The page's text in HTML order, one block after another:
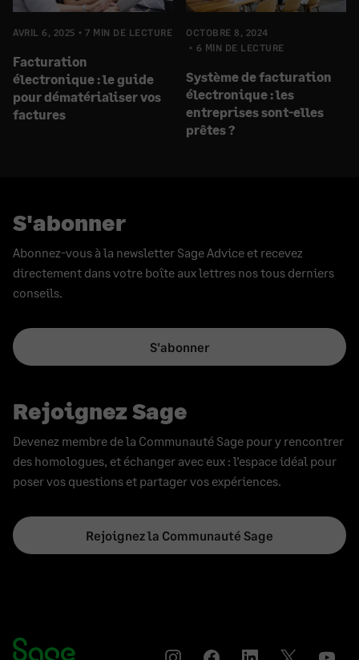
AVRIL 6, 2025 7 MIN DE LECTURE
Facturation
électronique : le guide
pour dématérialiser vos
factures
OCTOBRE 8, 2024
6 MIN DE LECTURE
Système de facturation
électronique : les
entreprises sont-elles
prêtes ?
S'abonner
Abonnez-vous à la newsletter Sage Advice et recevez
directement dans votre boîte aux lettres nos tous derniers
conseils.
S'abonner
Rejoignez Sage
Devenez membre de la Communauté Sage pour y rencontrer
des homologues, et échanger avec eux : l’espace idéal pour
poser vos questions et partager vos expériences.
Rejoignez la Communauté Sage